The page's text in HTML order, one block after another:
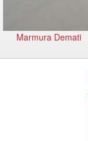
Marmura Demati